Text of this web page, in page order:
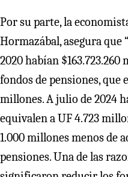
Por su parte, la
Hormazábal, asegura
2020 habían
fondos de pensiones, que
millones. A julio de 2024
equivalen a UF 4.723
1.000 millones menos de
pensiones. Una de las